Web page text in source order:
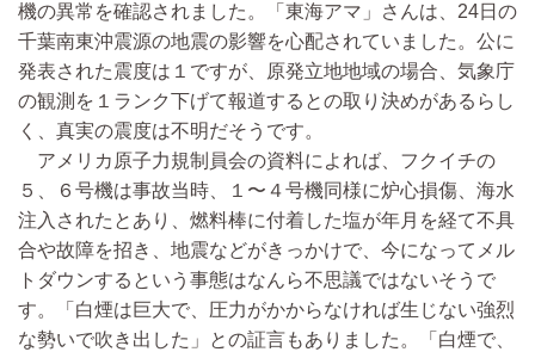
機の異常を確認されました。「東海アマ」さんは、24日の
千葉南東沖震源の地震の影響を心配されていました。公に
発表された震度は１ですが、原発立地地域の場合、気象庁
の観測を１ランク下げて報道するとの取り決めがあるらし
く、真実の震度は不明だそうです。
アメリカ原子力規制員会の資料によれば、フクイチの
５、６号機は事故当時、１〜４号機同様に炉心損傷、海水
注入されたとあり、燃料棒に付着した塩が年月を経て不具
合や故障を招き、地震などがきっかけで、今になってメル
トダウンするという事態はなんら不思議ではないそうで
す。「白煙は巨大で、圧力がかからなければ生じない強烈
な勢いで吹き出した」との証言もありました。「白煙で、